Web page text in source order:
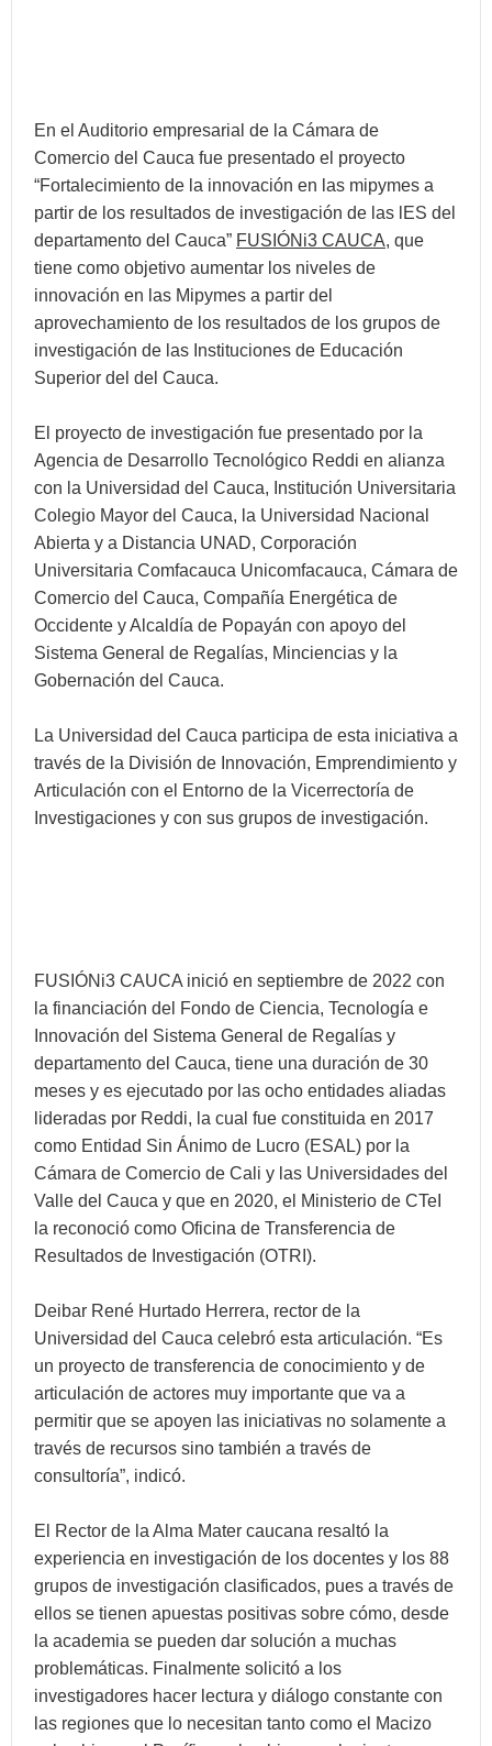
En el Auditorio empresarial de la Cámara de
Comercio del Cauca fue presentado el proyecto
“Fortalecimiento de la innovación en las mipymes a
partir de los resultados de investigación de las lES del
departamento del Cauca” FUSIÓNi3 CAUCA, que
tiene como objetivo aumentar los niveles de
innovación en las Mipymes a partir del
aprovechamiento de los resultados de los grupos de
investigación de las Instituciones de Educación
Superior del del Cauca.
El proyecto de investigación fue presentado por la
Agencia de Desarrollo Tecnológico Reddi en alianza
con la Universidad del Cauca, Institución Universitaria
Colegio Mayor del Cauca, la Universidad Nacional
Abierta y a Distancia UNAD, Corporación
Universitaria Comfacauca Unicomfacauca, Cámara de
Comercio del Cauca, Compañía Energética de
Occidente y Alcaldía de Popayán con apoyo del
Sistema General de Regalías, Minciencias y la
Gobernación del Cauca.
La Universidad del Cauca participa de esta iniciativa a
través de la División de Innovación, Emprendimiento y
Articulación con el Entorno de la Vicerrectoría de
Investigaciones y con sus grupos de investigación.
FUSIÓNi3 CAUCA inició en septiembre de 2022 con
la financiación del Fondo de Ciencia, Tecnología e
Innovación del Sistema General de Regalías y
departamento del Cauca, tiene una duración de 30
meses y es ejecutado por las ocho entidades aliadas
lideradas por Reddi, la cual fue constituida en 2017
como Entidad Sin Ánimo de Lucro (ESAL) por la
Cámara de Comercio de Cali y las Universidades del
Valle del Cauca y que en 2020, el Ministerio de CTeI
la reconoció como Oficina de Transferencia de
Resultados de Investigación (OTRI).
Deibar René Hurtado Herrera, rector de la
Universidad del Cauca celebró esta articulación. “Es
un proyecto de transferencia de conocimiento y de
articulación de actores muy importante que va a
permitir que se apoyen las iniciativas no solamente a
través de recursos sino también a través de
consultoría”, indicó.
El Rector de la Alma Mater caucana resaltó la
experiencia en investigación de los docentes y los 88
grupos de investigación clasificados, pues a través de
ellos se tienen apuestas positivas sobre cómo, desde
la academia se pueden dar solución a muchas
problemáticas. Finalmente solicitó a los
investigadores hacer lectura y diálogo constante con
las regiones que lo necesitan tanto como el Macizo